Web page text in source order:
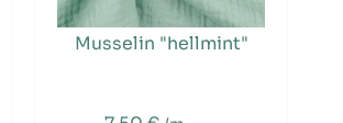
Musselin "hellmint"